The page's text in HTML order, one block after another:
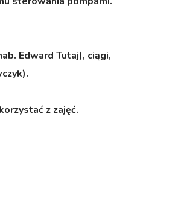
Edward Tutaj), ciągi,
z zajęć.